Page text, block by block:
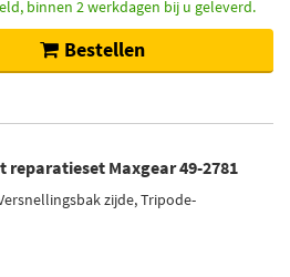
binnen 2 werkdagen bij u geleverd.
Bestellen
reparatieset Maxgear 49-2781
zijde, Tripode-